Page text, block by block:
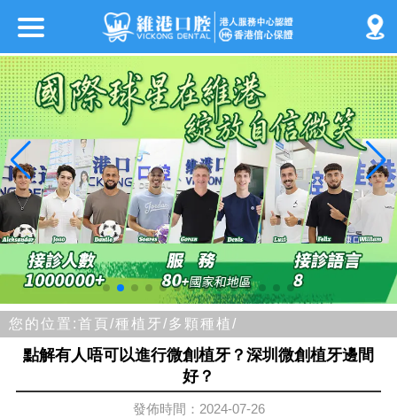
您的位置:首頁/種植牙/ 多顆種植/
點解有人唔可以進行微創植牙？深圳微創植牙邊間
好？
發佈時間：2024-07-26